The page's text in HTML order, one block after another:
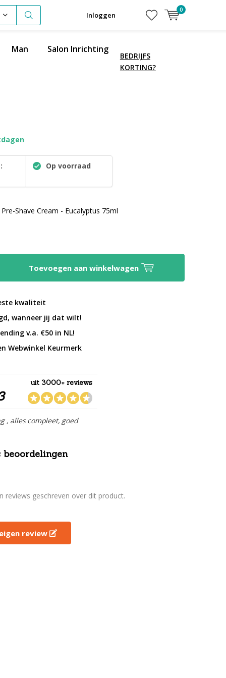
Inloggen
0
Man Salon Inrichting
BEDRIJFS
KORTING?
Op voorraad
Shave Cream - Eucalyptus 75ml
Toevoegen aan winkelwagen
kwaliteit
wanneer jij dat wilt!
v.a. €50 in NL!
Webwinkel Keurmerk
uit 3000+ reviews
, alles compleet, goed
beoordelingen
reviews geschreven over dit product.
review